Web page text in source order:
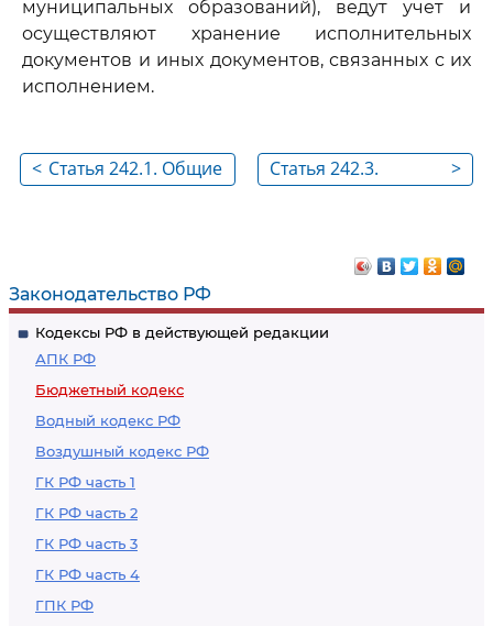
Законодательство РФ
Кодексы РФ в действующей редакции
АПК РФ
Бюджетный кодекс
Водный кодекс РФ
Воздушный кодекс РФ
ГК РФ часть 1
ГК РФ часть 2
ГК РФ часть 3
ГК РФ часть 4
ГПК РФ
муниципальных образований), ведут учет и
осуществляют хранение исполнительных
документов и иных документов, связанных с их
исполнением.
< Статья 242.1. Общие
>
Статья 242.3.
предусматривающих
обращение
взыскания на
средства